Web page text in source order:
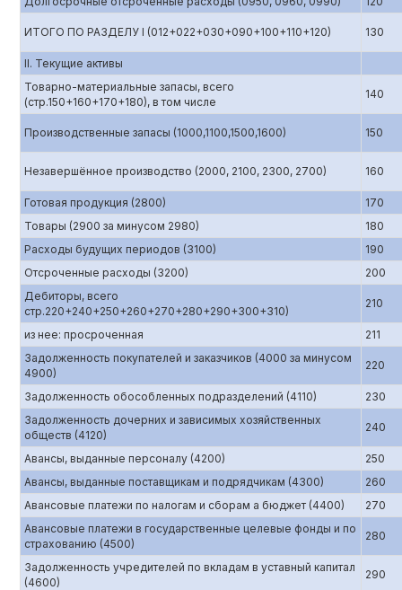
ИТОГО ПО РАЗДЕЛУ I (012+022+030+090+100+110+120) 130
II. Текущие активы
Товарно-материальные запасы, всего
(стр.150+160+170+180), в том числе
140
Производственные запасы (1000,1100,1500,1600) 150
Незавершённое производство (2000, 2100, 2300, 2700) 160
Готовая продукция (2800)
170
Товары (2900 за минусом 2980)
180
Расходы будущих периодов (3100)
190
Отсроченные расходы (3200)
200
Дебиторы, всего
стр.220+240+250+260+270+280+290+300+310)
210
из нее: просроченная
211
Задолженность покупателей и заказчиков (4000 за минусом
4900)
220
Задолженность обособленных подразделений (4110)
230
Задолженность дочерних и зависимых хозяйственных
обществ (4120)
240
Авансы, выданные персоналу (4200)
250
Авансы, выданные поставщикам и подрядчикам (4300)
260
Авансовые платежи по налогам и сборам а бюджет (4400)
270
Авансовые платежи в государственные целевые фонды и по
страхованию (4500)
280
Задолженность учредителей по вкладам в уставный капитал
(4600)
290